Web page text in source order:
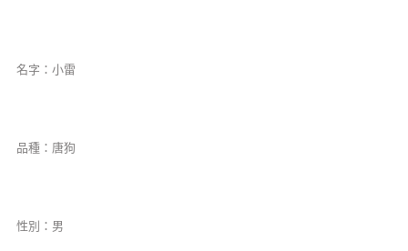
名字：小雷
品種：唐狗
性別：男